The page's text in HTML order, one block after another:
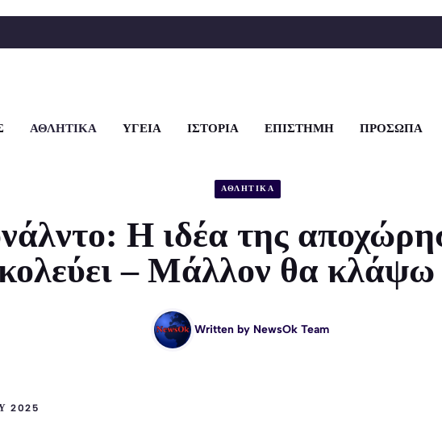
ΑΘΛΗΤΙΚΑ ΥΓΕΙΑ ΙΣΤΟΡΙΑ ΕΠΙΣΤΗΜΗ ΠΡΟΣΩΠΑ
ΑΘΛΗΤΙΚΑ
Η ιδέα της
– Μάλλον θα
Written by NewsOk Team
2025